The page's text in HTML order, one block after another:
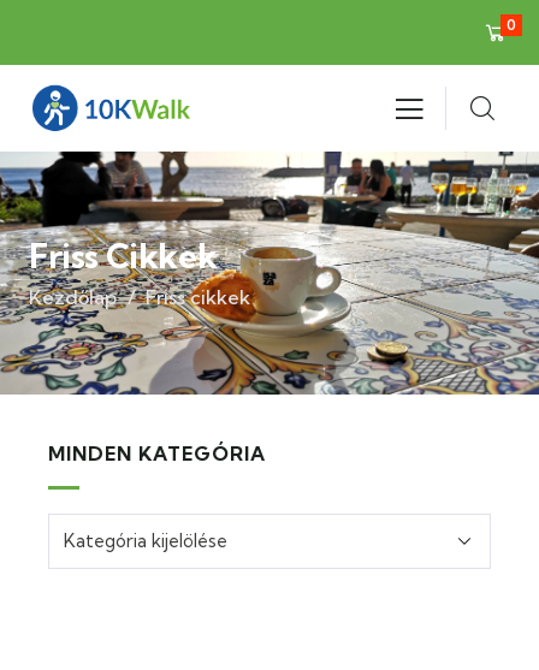
0
Friss Cikkek
Kezdőlap Friss cikkek
MINDEN KATEGÓRIA